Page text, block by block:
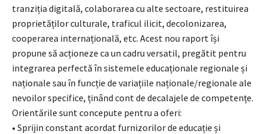
tranziția digitală, colaborarea cu alte sectoare, restituirea
proprietăților culturale, traficul ilicit, decolonizarea,
cooperarea internațională, etc. Acest nou raport își
propune să acționeze ca un cadru versatil, pregătit pentru
integrarea perfectă în sistemele educaționale regionale și
naționale sau în funcție de variațiile naționale/regionale ale
nevoilor specifice, ținând cont de decalajele de competențe.
Orientările sunt concepute pentru a oferi:
• Sprijin constant acordat furnizorilor de educație și